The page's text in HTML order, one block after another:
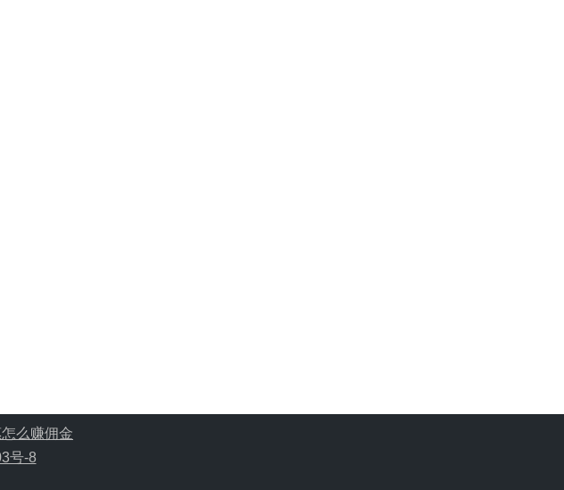
么赚佣金
号-8